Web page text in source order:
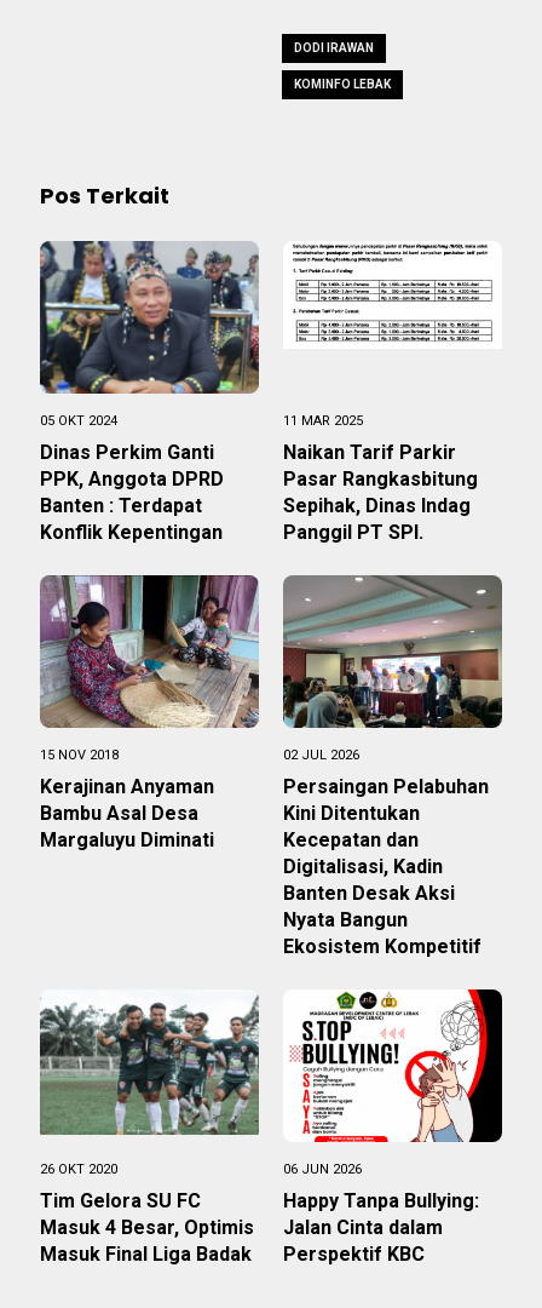
DODI IRAWAN
KOMINFO LEBAK
Pos Terkait
05 OKT 2024
Dinas Perkim Ganti
PPK, Anggota DPRD
Banten : Terdapat
Konflik Kepentingan
11 MAR 2025
Naikan Tarif Parkir
Pasar Rangkasbitung
Sepihak, Dinas Indag
Panggil PT SPI.
15 NOV 2018
Kerajinan Anyaman
Bambu Asal Desa
Margaluyu Diminati
02 JUL 2026
Persaingan Pelabuhan
Kini Ditentukan
Kecepatan dan
Digitalisasi, Kadin
Banten Desak Aksi
Nyata Bangun
Ekosistem Kompetitif
26 OKT 2020
Tim Gelora SU FC
Masuk 4 Besar, Optimis
Masuk Final Liga Badak
06 JUN 2026
Happy Tanpa Bullying:
Jalan Cinta dalam
Perspektif KBC